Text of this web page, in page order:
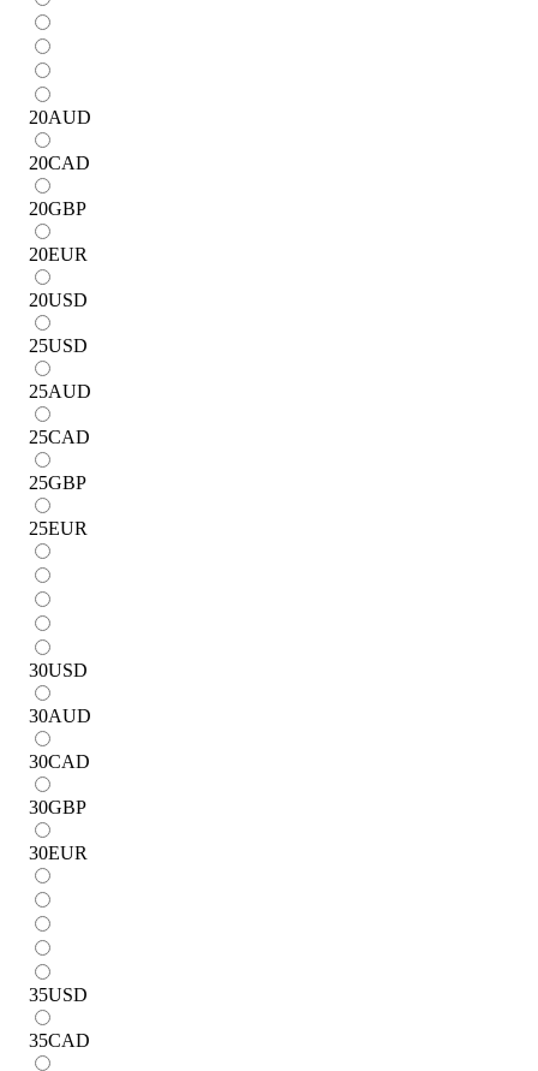
20AUD
20CAD
20GBP
20EUR
20USD
25USD
25AUD
25CAD
25GBP
25EUR
30USD
30AUD
30CAD
30GBP
30EUR
35USD
35CAD